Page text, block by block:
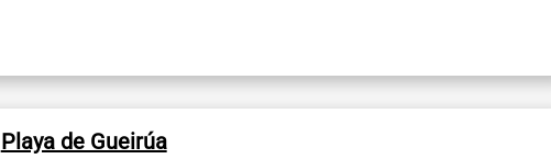
Playa de Gueirúa